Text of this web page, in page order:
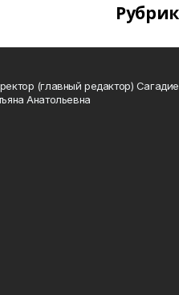
(главный редактор)
Анатольевна